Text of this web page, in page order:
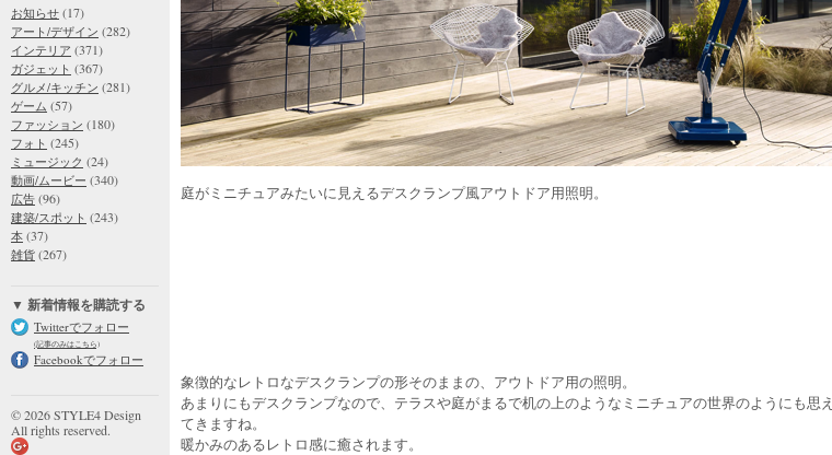
お知らせ (17)
アート/デザイン (282)
インテリア (371)
ガジェット (367)
グルメ/キッチン (281)
ゲーム (57)
ファッション (180)
フォト (245)
ミュージック (24)
動画/ムービー (340)
広告 (96)
建築/スポット (243)
本 (37)
雑貨 (267)
▼ 新着情報を購読する
Twitterでフォロー
(記事のみはこちら)
Facebookでフォロー
© 2026 STYLE4 Design
All rights reserved.
庭がミニチュアみたいに見えるデスクランプ風アウトドア用照明。
象徴的なレトロなデスクランプの形そのままの、アウトドア用の照明。
あまりにもデスクランプなので、テラスや庭がまるで机の上のようなミニチュアの世界のようにも思え
てきますね。
暖かみのあるレトロ感に癒されます。